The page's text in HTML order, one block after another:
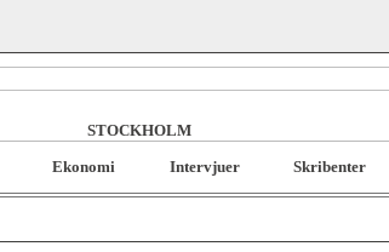
STOCKHOLM
Ekonomi Intervjuer Skribenter